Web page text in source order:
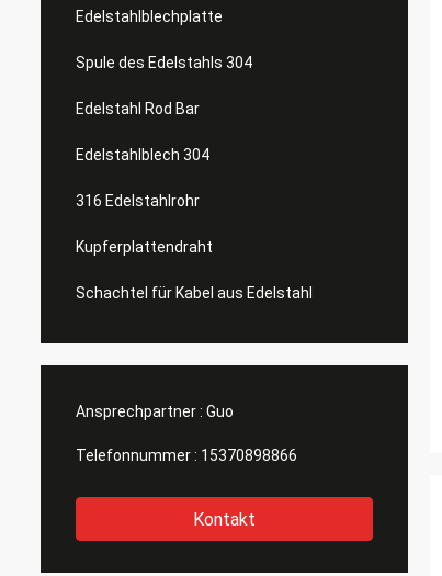
Edelstahlblechplatte
Spule des Edelstahls 304
Edelstahl Rod Bar
Edelstahlblech 304
316 Edelstahlrohr
Kupferplattendraht
Schachtel für Kabel aus Edelstahl
Ansprechpartner : Guo
Telefonnummer : 15370898866
Kontakt